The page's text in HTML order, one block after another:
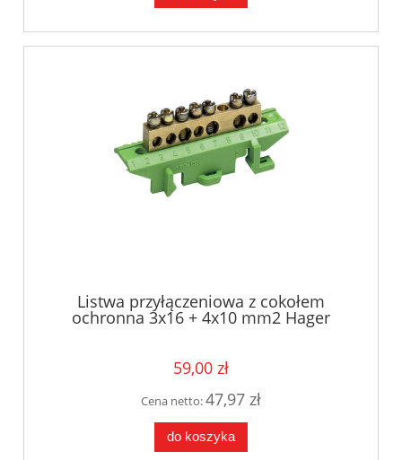
Listwa przyłączeniowa z cokołem
ochronna 3x16 + 4x10 mm2 Hager
59,00 zł
Cena netto:47,97 zł
do koszyka